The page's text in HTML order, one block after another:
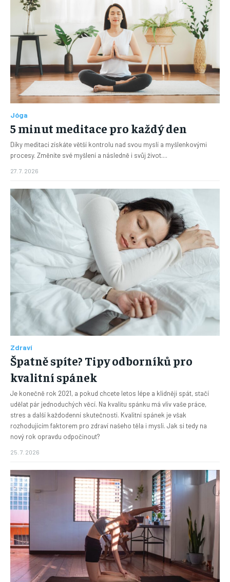
Jóga
5 minut meditace pro každý den
Díky meditaci získáte větší kontrolu nad svou myslí a myšlenkovými
procesy. Změníte své myšlení a následně i svůj život....
27. 7. 2026
Zdraví
Špatně spíte? Tipy odborníků pro
kvalitní spánek
Je konečně rok 2021, a pokud chcete letos lépe a klidněji spát, stačí
udělat pár jednoduchých věcí. Na kvalitu spánku má vliv vaše práce,
stres a další každodenní skutečnosti. Kvalitní spánek je však
rozhodujícím faktorem pro zdraví našeho těla i mysli. Jak si tedy na
nový rok opravdu odpočinout?
25. 7. 2026